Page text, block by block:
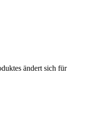
ändert sich für